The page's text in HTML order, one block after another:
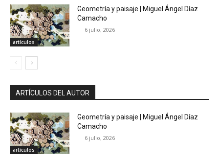
artículos
Geometría y paisaje | Miguel Ángel Díaz
Camacho
6 julio, 2026
ARTÍCULOS DEL AUTOR
artículos
Geometría y paisaje | Miguel Ángel Díaz
Camacho
6 julio, 2026